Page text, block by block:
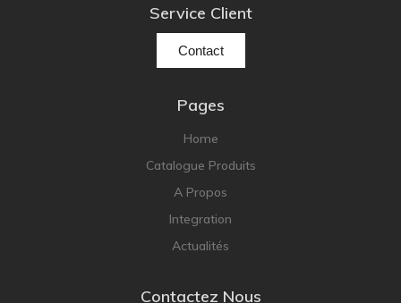
Service Client
Contact
Pages
Home
Catalogue Produits
A Propos
Integration
Actualités
Contactez Nous